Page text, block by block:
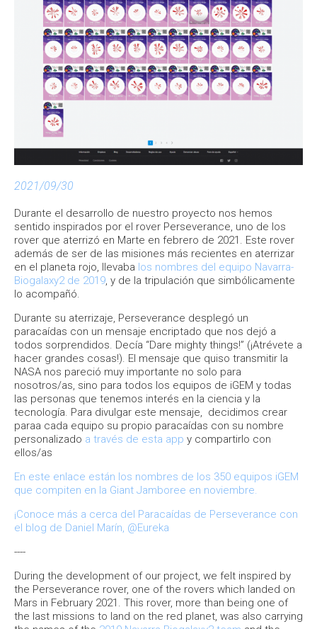
2021/09/30
Durante el desarrollo de nuestro proyecto nos hemos
sentido inspirados por el rover Perseverance, uno de los
rover que aterrizó en Marte en febrero de 2021. Este rover
además de ser de las misiones más recientes en aterrizar
en el planeta rojo, llevaba los nombres del equipo Navarra-
Biogalaxy2 de 2019, y de la tripulación que simbólicamente
lo acompañó.
Durante su aterrizaje, Perseverance desplegó un
paracaídas con un mensaje encriptado que nos dejó a
todos sorprendidos. Decía “Dare mighty things!” (¡Atrévete a
hacer grandes cosas!). El mensaje que quiso transmitir la
NASA nos pareció muy importante no solo para
nosotros/as, sino para todos los equipos de iGEM y todas
las personas que tenemos interés en la ciencia y la
tecnología. Para divulgar este mensaje, decidimos crear
paraa cada equipo su propio paracaídas con su nombre
personalizado a través de esta app y compartirlo con
ellos/as
En este enlace están los nombres de los 350 equipos iGEM
que compiten en la Giant Jamboree en noviembre.
¡Conoce más a cerca del Paracaídas de Perseverance con
el blog de Daniel Marín, @Eureka
----
During the development of our project, we felt inspired by
the Perseverance rover, one of the rovers which landed on
Mars in February 2021. This rover, more than being one of
the last missions to land on the red planet, was also carrying